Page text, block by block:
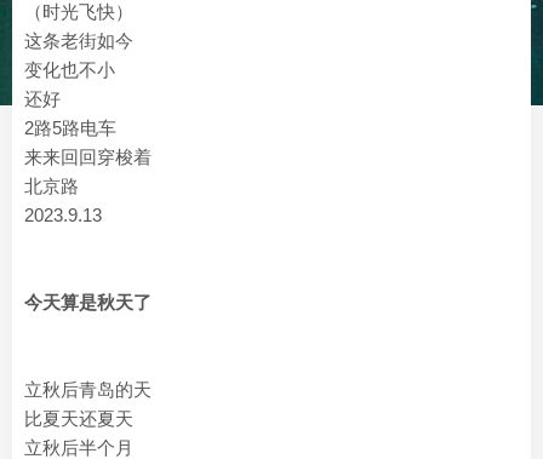
（时光飞快）
这条老街如今
变化也不小
还好
2路5路电车
来来回回穿梭着
北京路
2023.9.13
今天算是秋天了
立秋后青岛的天
比夏天还夏天
立秋后半个月